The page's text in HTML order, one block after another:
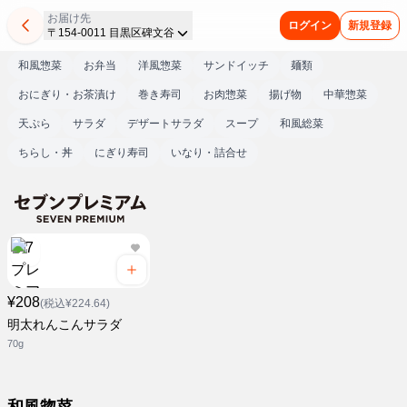
お届け先
〒154-0011 目黒区碑文谷
ログイン 新規登録
和風惣菜 お弁当 洋風惣菜 サンドイッチ 麺類
おにぎり・お茶漬け 巻き寿司 お肉惣菜 揚げ物 中華惣菜
天ぷら サラダ デザートサラダ スープ 和風総菜
ちらし・丼 にぎり寿司 いなり・詰合せ
¥208(税込¥224.64)
明太れんこんサラダ
70g